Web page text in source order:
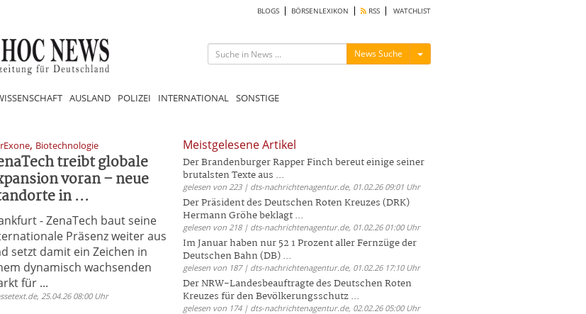
BLOGS BÖRSENLEXIKON RSS WATCHLIST
News Suche Menü ein-/ausblenden
AUSLAND POLIZEI INTERNATIONAL SONSTIGE
, Biotechnologie
treibt globale
voran – neue
in ...
- ZenaTech baut seine
Präsenz weiter aus
setzt damit ein Zeichen in
dynamisch wachsenden
für ...
25.04.26 08:00 Uhr
Meistgelesene Artikel
Der Brandenburger Rapper Finch bereut einige seiner
brutalsten Texte aus ...
gelesen von 223 | dts-nachrichtenagentur.de, 01.02.26 09:01 Uhr
Der Präsident des Deutschen Roten Kreuzes (DRK)
Hermann Gröhe beklagt ...
gelesen von 218 | dts-nachrichtenagentur.de, 01.02.26 01:00 Uhr
Im Januar haben nur 52 1 Prozent aller Fernzüge der
Deutschen Bahn (DB) ...
gelesen von 187 | dts-nachrichtenagentur.de, 01.02.26 17:10 Uhr
Der NRW-Landesbeauftragte des Deutschen Roten
Kreuzes für den Bevölkerungsschutz ...
gelesen von 174 | dts-nachrichtenagentur.de, 02.02.26 05:00 Uhr